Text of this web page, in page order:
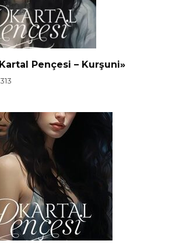
Pençesi – Kurşuni»
313